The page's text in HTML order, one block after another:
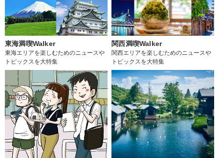
東海満喫Walker
東海エリアを楽しむためのニュースや
トピックスを大特集
関西満喫Walker
関西エリアを楽しむためのニュースや
トピックスを大特集